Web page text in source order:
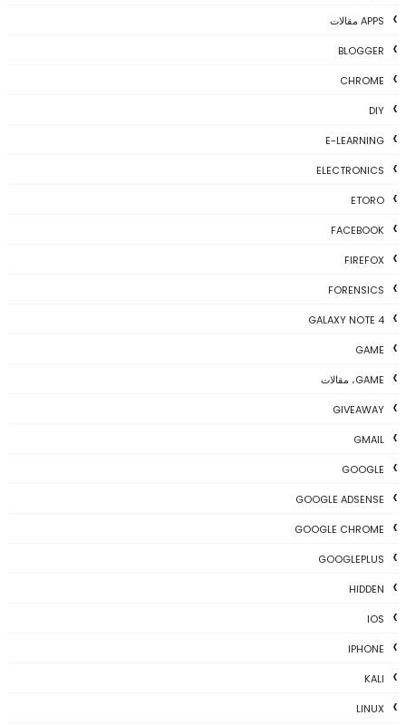
APPS مقالات
BLOGGER
CHROME
DIY
E-LEARNING
ELECTRONICS
ETORO
FACEBOOK
FIREFOX
FORENSICS
GALAXY NOTE 4
GAME
GAME، مقالات
GIVEAWAY
GMAIL
GOOGLE
GOOGLE ADSENSE
GOOGLE CHROME
GOOGLEPLUS
HIDDEN
IOS
IPHONE
KALI
LINUX